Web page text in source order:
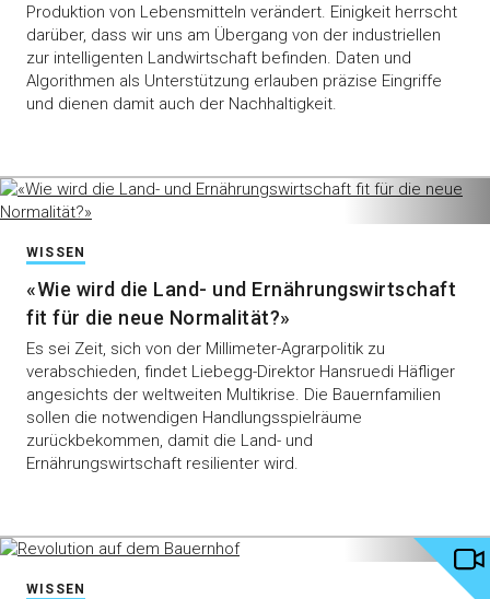
Produktion von Lebensmitteln verändert. Einigkeit herrscht
darüber, dass wir uns am Übergang von der industriellen
zur intelligenten Landwirtschaft befinden. Daten und
Algorithmen als Unterstützung erlauben präzise Eingriffe
und dienen damit auch der Nachhaltigkeit.
WISSEN
«Wie wird die Land- und Ernährungswirtschaft
fit für die neue Normalität?»
Es sei Zeit, sich von der Millimeter-Agrarpolitik zu
verabschieden, findet Liebegg-Direktor Hansruedi Häfliger
angesichts der weltweiten Multikrise. Die Bauernfamilien
sollen die notwendigen Handlungsspielräume
zurückbekommen, damit die Land- und
Ernährungswirtschaft resilienter wird.
WISSEN